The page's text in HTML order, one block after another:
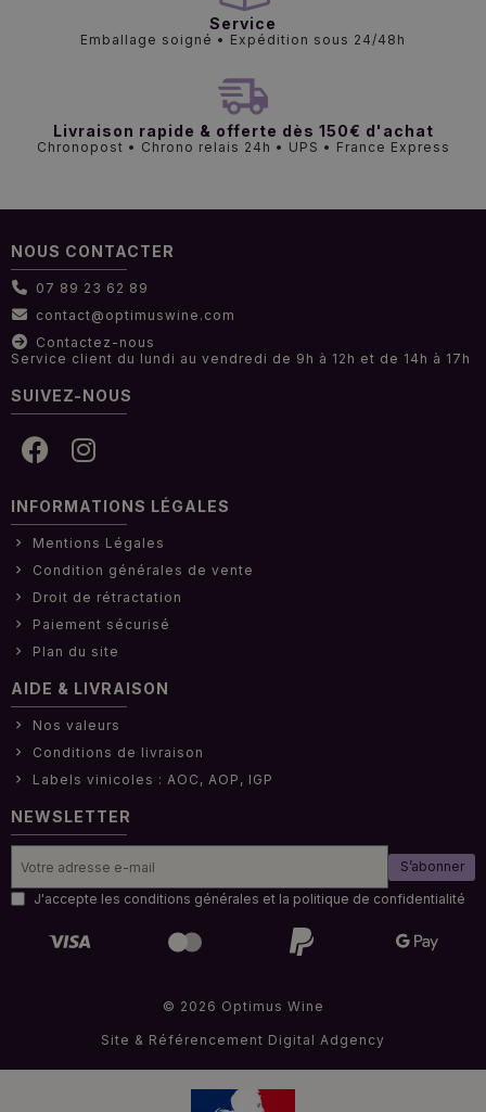
Service
Emballage soigné • Expédition sous 24/48h
Livraison rapide & offerte dès 150€ d'achat
Chronopost • Chrono relais 24h • UPS • France Express
NOUS CONTACTER
07 89 23 62 89
contact@optimuswine.com
Contactez-nous
Service client du lundi au vendredi de 9h à 12h et de 14h à 17h
SUIVEZ-NOUS
INFORMATIONS LÉGALES
Mentions Légales
Condition générales de vente
Droit de rétractation
Paiement sécurisé
Plan du site
AIDE & LIVRAISON
Nos valeurs
Conditions de livraison
Labels vinicoles : AOC, AOP, IGP
NEWSLETTER
S’abonner
J'accepte les conditions générales et la politique de confidentialité
© 2026 Optimus Wine
Site & Référencement Digital Adgency